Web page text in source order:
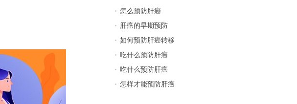
怎么预防肝癌
肝癌的早期预防
如何预防肝癌转移
吃什么预防肝癌
吃什么预防肝癌
怎样才能预防肝癌